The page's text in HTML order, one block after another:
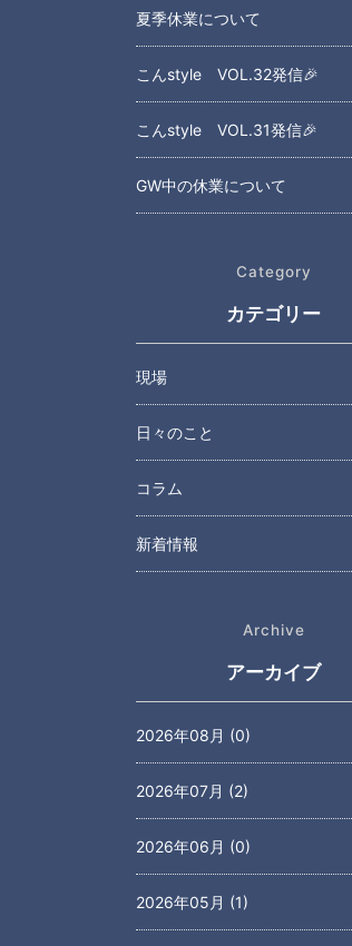
夏季休業について
こんstyle VOL.32発信🎉
こんstyle VOL.31発信🎉
GW中の休業について
Category
カテゴリー
現場
日々のこと
コラム
新着情報
Archive
アーカイブ
2026年08月 (0)
2026年07月 (2)
2026年06月 (0)
2026年05月 (1)